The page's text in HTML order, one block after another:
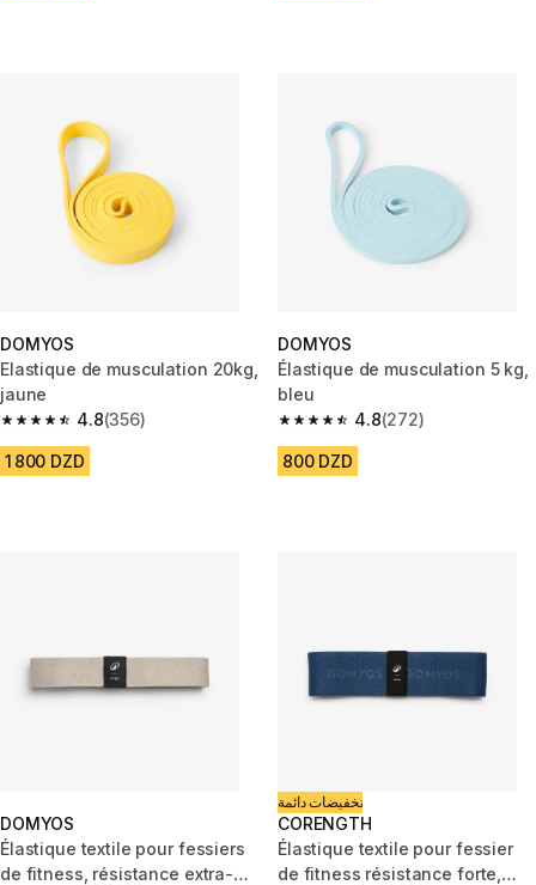
DOMYOS
Elastique de musculation 20kg,
jaune
4.8
4.8 out of 5 stars from 356 reviews
(356)
1 800 DZD
DOMYOS
Élastique de musculation 5 kg,
bleu
4.8
4.8 out of 5 stars from 272
(272)
800 DZD
DOMYOS
Élastique textile pour fessiers
de fitness, résistance extra-
تخفيضات دائمة
CORENGTH
Élastique textile pour fessier
de fitness résistance forte,